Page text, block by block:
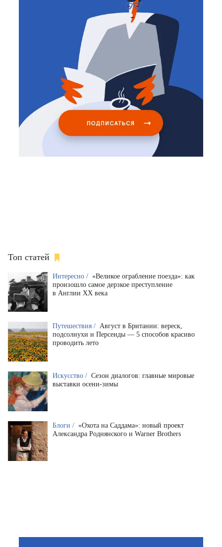
Топ статей
Интересно / «Великое ограбление поезда»: как
произошло самое дерзкое преступление
в Англии XX века
Путешествия / Август в Британии: вереск,
подсолнухи и Персеиды — 5 способов красиво
проводить лето
Искусство / Сезон диалогов: главные мировые
выставки осени-зимы
Блоги / «Охота на Саддама»: новый проект
Александра Роднянского и Warner Brothers